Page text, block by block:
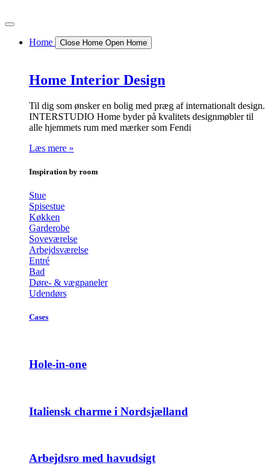
til
Home
Close Home Open Home
Home Interior Design
Til dig som ønsker en bolig med præg af internationalt design.
INTERSTUDIO Home byder på kvalitets designmøbler til
alle hjemmets rum med mærker som Fendi
Læs mere »
Inspiration by room
Stue
Spisestue
Køkken
Garderobe
Soveværelse
Arbejdsværelse
Entré
Bad
Døre- & vægpaneler
Udendørs
Cases
Hole-in-one
Italiensk charme i Nordsjælland
Arbejdsro med havudsigt